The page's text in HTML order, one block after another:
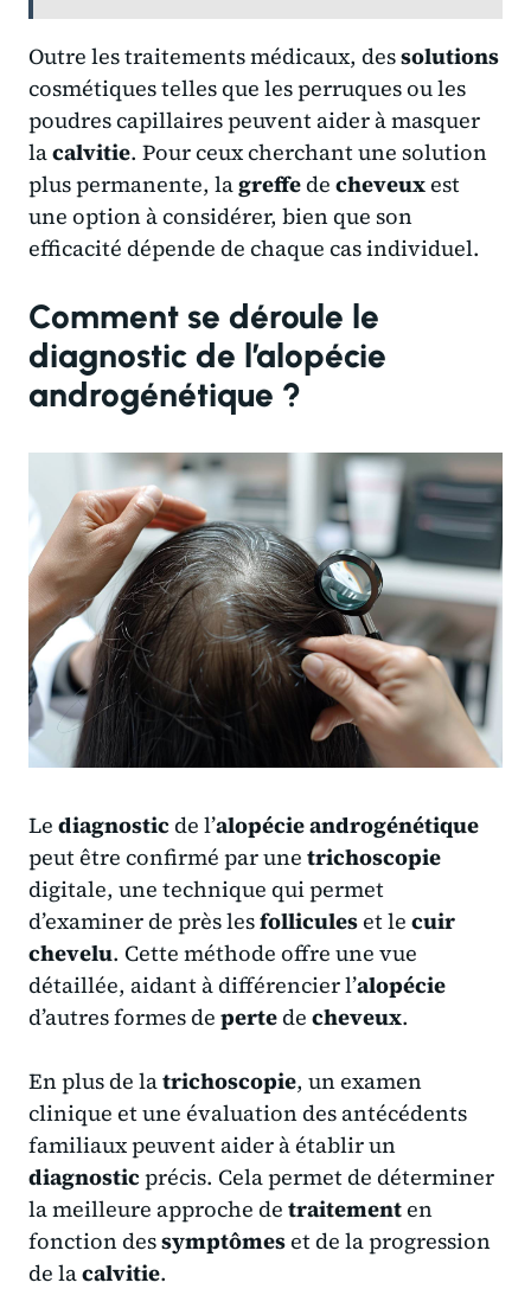
Outre les traitements médicaux, dessolutions
cosmétiques telles que les perruques ou les
poudres capillaires peuvent aider à masquer
lacalvitie. Pour ceux cherchant une solution
plus permanente, lagreffede cheveuxest
une option à considérer, bien que son
efficacité dépende de chaque cas individuel.
Comment se déroule le
diagnostic de l’alopécie
androgénétique ?
Le diagnostic de l’alopécie androgénétique
peut être confirmé par une trichoscopie
digitale, une technique qui permet
d’examiner de près lesfolliculeset le cuir
chevelu. Cette méthode offre une vue
détaillée, aidant à différencier l’alopécie
d’autres formes de pertede cheveux.
En plus de latrichoscopie, un examen
clinique et une évaluation des antécédents
familiaux peuvent aider à établir un
diagnostic précis. Cela permet de déterminer
la meilleure approche de traitementen
fonction dessymptômeset de la progression
de lacalvitie.